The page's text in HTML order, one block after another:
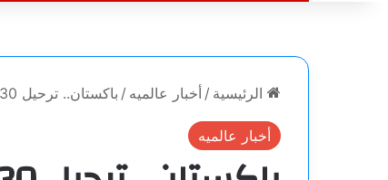
الرئيسية / أخبار عالميه / باكستان.. ترحيل 30 ألف أفغاني خلال أسبوع عبر معبر تورخام
أخبار عالميه